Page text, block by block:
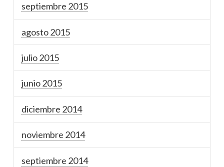
septiembre 2015
agosto 2015
julio 2015
junio 2015
diciembre 2014
noviembre 2014
septiembre 2014